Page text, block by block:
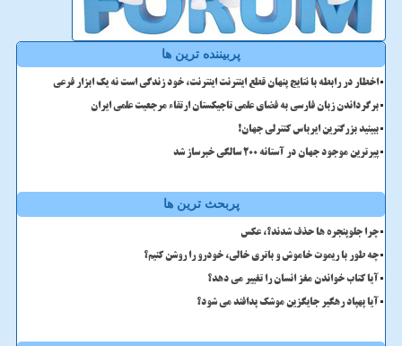
پربیننده ترین ها
اخطار در رابطه با نتایج پنهان قطع اینترنت اینترنت، خود زندگی است نه یک ابزار فرعی
برگرداندن زبان فارسی به فضای علمی تاجیکستان ارتقاء مرجعیت علمی ایران
ببینید بزرگترین ایرباس کنترلی جهان!
پیرترین موجود جهان در آستانه ۲۰۰ سالگی خبرساز شد
پربحث ترین ها
چرا جلوپنجره ها حذف شدند؟، عکس
چه طور با ریموت خاموش و باتری خالی، خودرو را روشن کنیم؟
آیا کتاب خواندن مغز انسان را تغییر می دهد؟
آیا پهپاد رهگیر جایگزین موشک پدافند می شود؟